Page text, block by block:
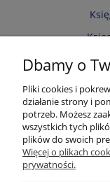
Dbamy o
Pliki cookies i
działanie strony i
potrzeb. Możesz
wszystkich tych
plików do swoich
Więcej o plikach
prywatności.